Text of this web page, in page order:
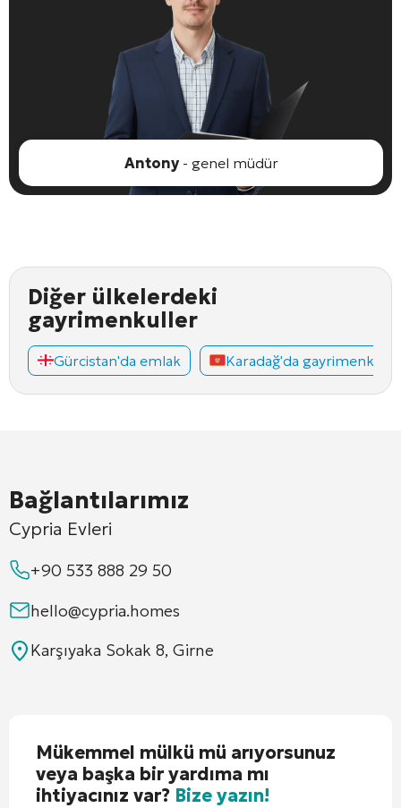
Antony- genel müdür
Diğer ülkelerdeki
gayrimenkuller
Gürcistan'da emlak Karadağ'da gayrimenkul
Bağlantılarımız
Cypria Evleri
+90 533 888 29 50
hello@cypria.homes
Karşıyaka Sokak 8, Girne
Mükemmel mülkü mü arıyorsunuz
veya başka bir yardıma mı
ihtiyacınız var? Bize yazın!